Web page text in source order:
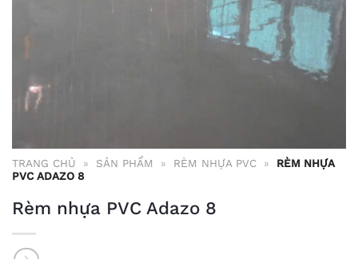
TRANG CHỦ » SẢN PHẨM » RÈM NHỰA PVC »
RÈM NHỰA
PVC ADAZO 8
Rèm nhựa PVC Adazo 8